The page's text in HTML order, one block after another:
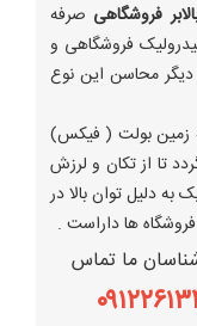
فروشگاهی صرفه
فروشگاهی و
دیگر محاسن این نوع
زمین بولت ( فیکس)
تا از تکان و لرزش
به دلیل توان بالا در
ها داراست .
ما تماس